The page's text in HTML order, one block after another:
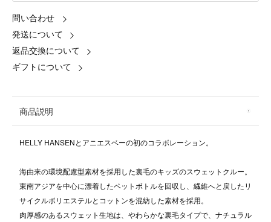
問い合わせ
発送について
返品交換について
ギフトについて
商品説明
HELLY HANSENとアニエスベーの初のコラボレーション。
海由来の環境配慮型素材を採用した裏毛のキッズのスウェットクルー。
東南アジアを中心に漂着したペットボトルを回収し、繊維へと戻したリ
サイクルポリエステルとコットンを混紡した素材を採用。
肉厚感のあるスウェット生地は、やわらかな裏毛タイプで、ナチュラル